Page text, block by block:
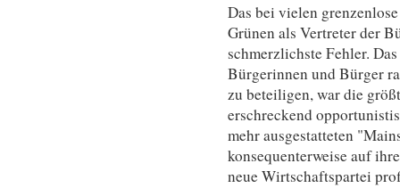
Das bei vielen
Grünen als Vertreter der
schmerzlichste Fehler.
Bürgerinnen und Bürger
zu beteiligen, war die
erschreckend
mehr ausgestatteten
konsequenterweise auf
neue Wirtschaftspartei